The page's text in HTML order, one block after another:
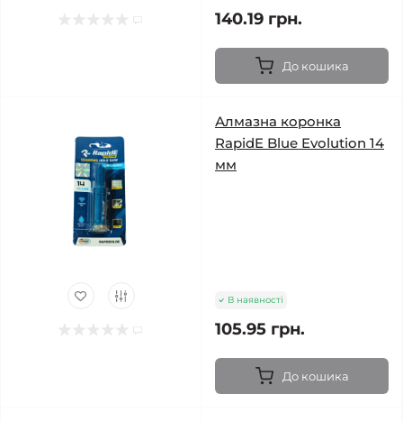
140.19 грн.
До кошика
Алмазна коронка
RapidE Blue Evolution 14
мм
В наявності
105.95 грн.
До кошика